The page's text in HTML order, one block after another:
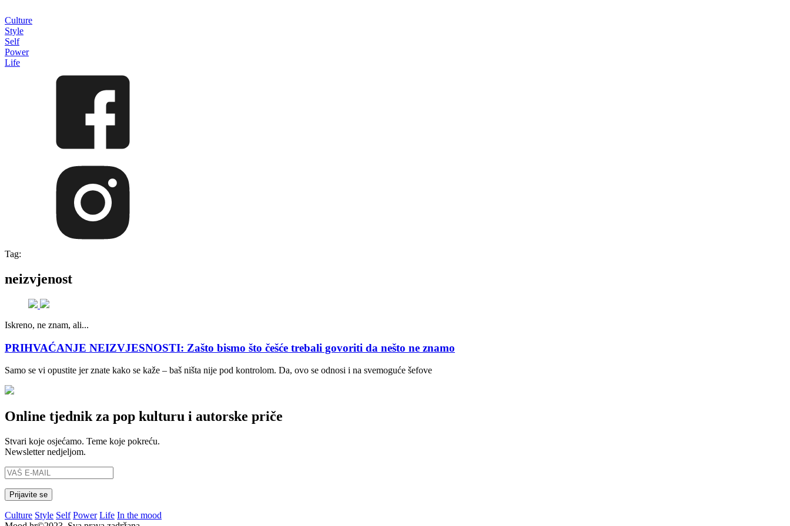
Culture
Style
Self
Power
Life
Tag:
neizvjenost
Iskreno, ne znam, ali...
PRIHVAĆANJE NEIZVJESNOSTI: Zašto bismo što češće trebali govoriti da nešto ne znamo
Samo se vi opustite jer znate kako se kaže – baš ništa nije pod kontrolom. Da, ovo se odnosi i na svemoguće šefove
Online tjednik za pop kulturu i autorske priče
Stvari koje osjećamo. Teme koje pokreću.
Newsletter nedjeljom.
Culture Style Self Power Life In the mood